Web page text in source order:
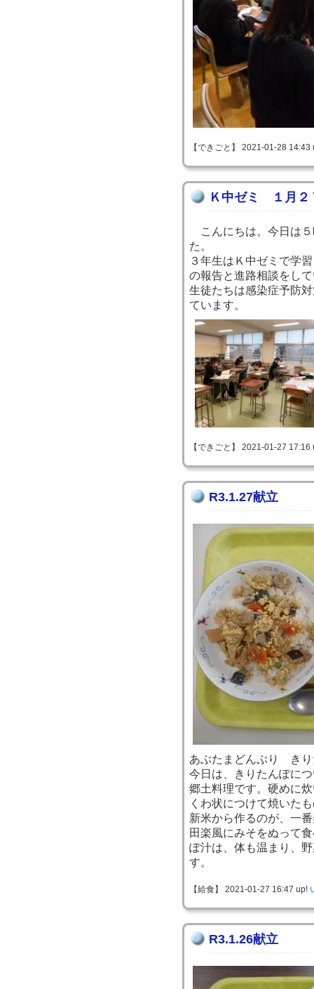
【できごと】 2021-01-28
Ｋ中ゼミ １月２
こんにちは。今日は
た。
３年生はＫ中ゼミで学
の報告と進路相談をし
生徒たちは感染症予防
ています。
【できごと】 2021-01-27
R3.1.27献立
あぶたまどんぶり き
今日は、きりたんぽに
郷土料理です。硬めに
くわ状につけて焼いた
新米から作るのが、一
田楽風にみそをぬって
ぽ汁は、体も温まり、
す。
【給食】 2021-01-27 16:47 up!
R3.1.26献立